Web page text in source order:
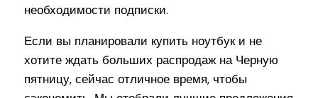
необходимости подписки.
Если вы планировали купить ноутбук и не
хотите ждать больших распродаж на Черную
пятницу, сейчас отличное время, чтобы